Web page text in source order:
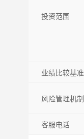
投资范围
业绩比较基准
风险管理机制
客服电话